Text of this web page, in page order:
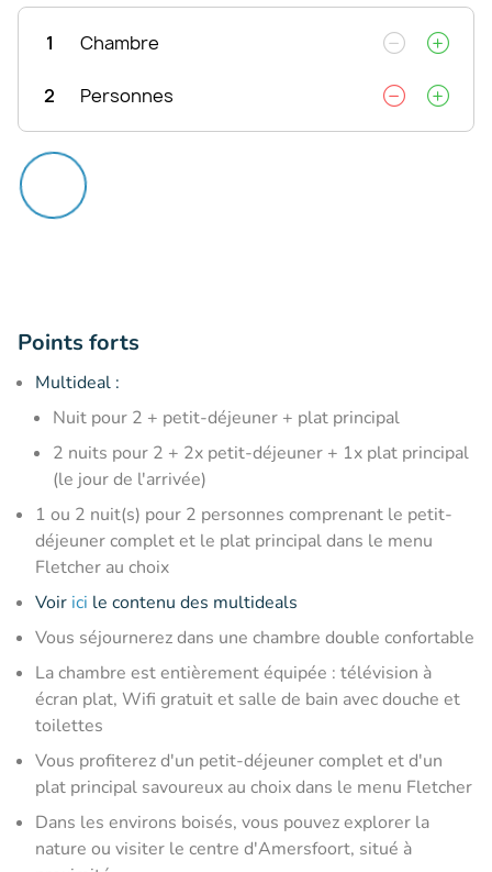
1 Chambre
2 Personnes
Points forts
Multideal :
Nuit pour 2 + petit-déjeuner + plat principal
2 nuits pour 2 + 2x petit-déjeuner + 1x plat principal
(le jour de l'arrivée)
1 ou 2 nuit(s) pour 2 personnes comprenant le petit-
déjeuner complet et le plat principal dans le menu
Fletcher au choix
Voir ici le contenu des multideals
Vous séjournerez dans une chambre double confortable
La chambre est entièrement équipée : télévision à
écran plat, Wifi gratuit et salle de bain avec douche et
toilettes
Vous profiterez d'un petit-déjeuner complet et d'un
plat principal savoureux au choix dans le menu Fletcher
Dans les environs boisés, vous pouvez explorer la
nature ou visiter le centre d'Amersfoort, situé à